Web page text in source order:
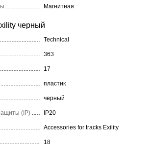
Магнитная
черный
Technical
363
17
пластик
черный
(IP) IP20
Accessories for tracks Exility
18